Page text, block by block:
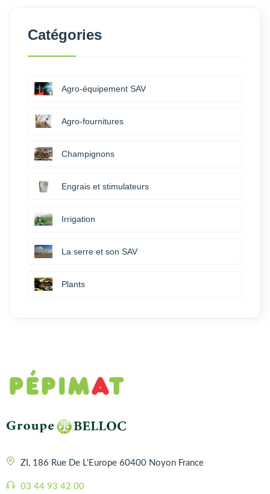
Catégories
Agro-équipement SAV
Agro-fournitures
Champignons
Engrais et stimulateurs
Irrigation
La serre et son SAV
Plants
ZI, 186 Rue De L'Europe 60400 Noyon France
03 44 93 42 00